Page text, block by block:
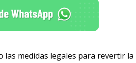
las medidas legales para revertir la